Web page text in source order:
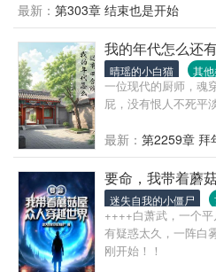
最新： 第303章 结束也是开始
我的年代怎么还
晴瑶的小白猫 其
一位现代的厨师，魂
屁，没有恨人不死平
最新： 第2259章 拜
要命，我带着蘑
迷失自我的小僵尸
++++白萧武，一个
有疑惑太久，一阵白
刚开始！！